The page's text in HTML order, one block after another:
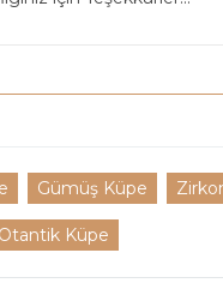
Gümüş Küpe
Küpe